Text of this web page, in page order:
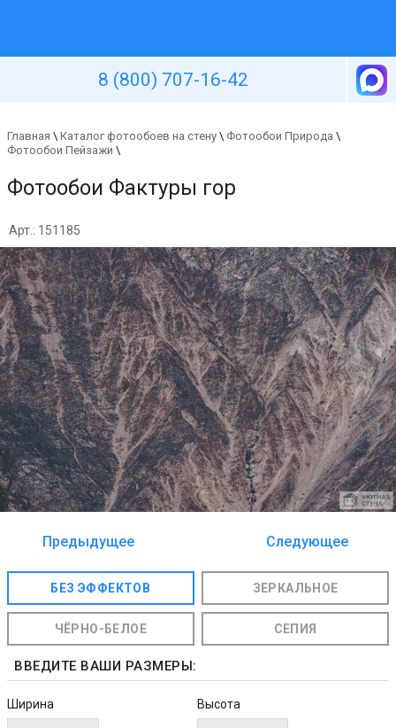
8 (800) 707-16-42
Главная \ Каталог фотообоев на стену \ Фотообои Природа \
Фотообои Пейзажи \
Фотообои Фактуры гор
Арт.: 151185
Предыдущее
Следующее
БЕЗ ЭФФЕКТОВ ЗЕРКАЛЬНОЕ
ЧЁРНО-БЕЛОЕ СЕПИЯ
ВВЕДИТЕ ВАШИ РАЗМЕРЫ:
Ширина Высота